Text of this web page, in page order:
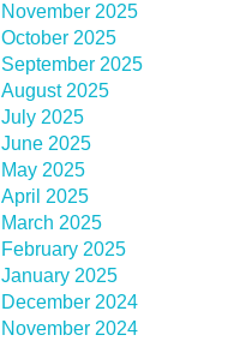
November 2025
October 2025
September 2025
August 2025
July 2025
June 2025
May 2025
April 2025
March 2025
February 2025
January 2025
December 2024
November 2024